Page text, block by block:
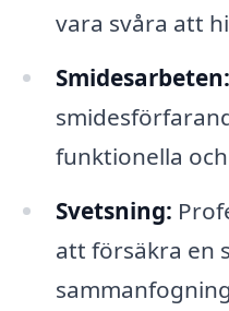
vara svåra att
Smidesarbeten:
funktionella
Svetsning:
att försäkra en